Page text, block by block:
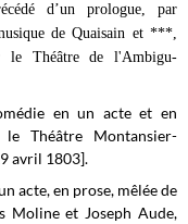
d’un prologue, par
de Quaisain et ***,
le Théâtre de l'Ambigu-
en un acte et en
le Théâtre Montansier-
avril 1803].
acte, en prose, mêlée de
Moline et Joseph Aude,